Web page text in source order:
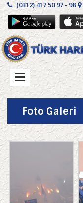
(0312) 417 50 97 - 98
Foto Galeri